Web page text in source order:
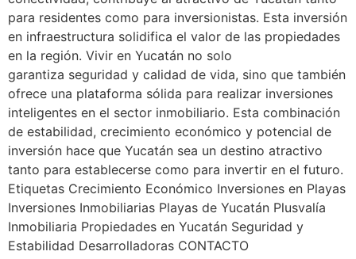
para residentes como para inversionistas. Esta inversión
en infraestructura solidifica el valor de las propiedades
en la región. Vivir en Yucatán no solo
garantiza seguridad y calidad de vida, sino que también
ofrece una plataforma sólida para realizar inversiones
inteligentes en el sector inmobiliario. Esta combinación
de estabilidad, crecimiento económico y potencial de
inversión hace que Yucatán sea un destino atractivo
tanto para establecerse como para invertir en el futuro.
Etiquetas Crecimiento Económico Inversiones en Playas
Inversiones Inmobiliarias Playas de Yucatán Plusvalía
Inmobiliaria Propiedades en Yucatán Seguridad y
Estabilidad Desarrolladoras CONTACTO